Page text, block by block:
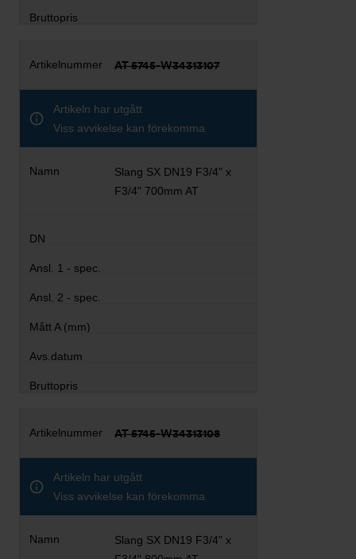
AT 5745-W34313107
Artikeln har utgått
Viss avvikelse kan förekomma
Slang SX DN19 F3/4" x
F3/4" 700mm AT
AT 5745-W34313108
Artikeln har utgått
Viss avvikelse kan förekomma
Slang SX DN19 F3/4" x